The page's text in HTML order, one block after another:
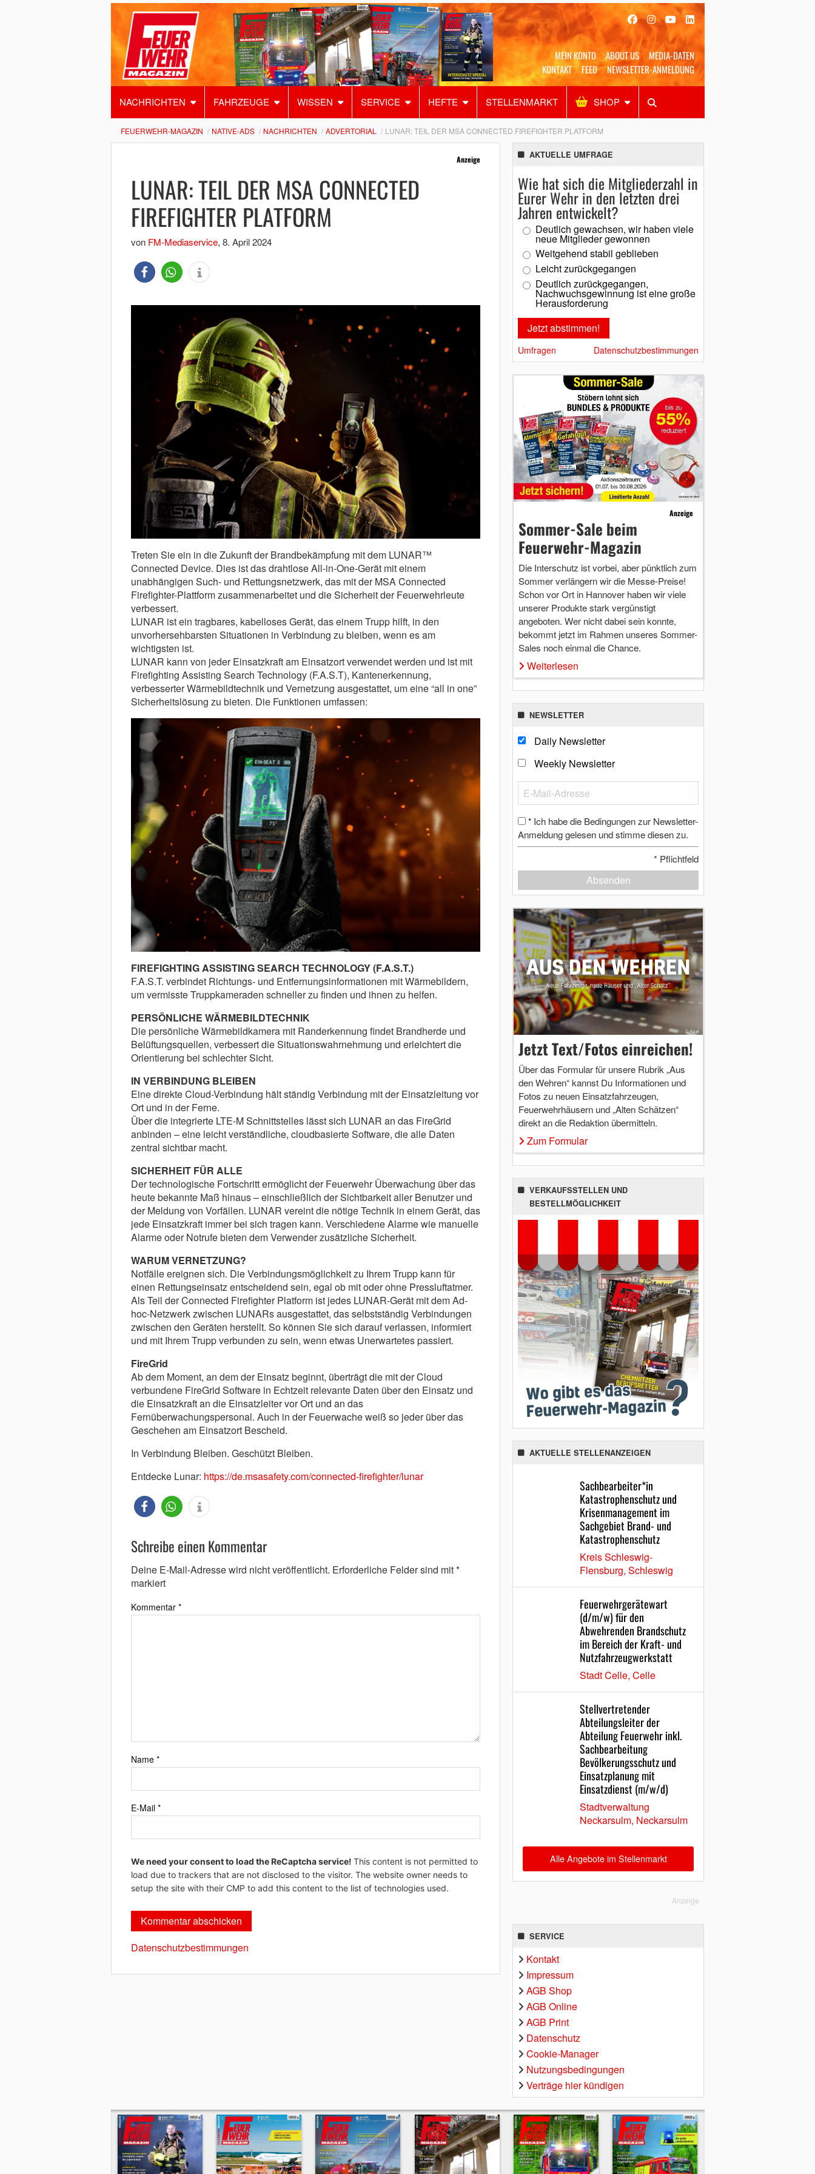
MEIN KONTO ABOUT US
MEDIA-DATEN
KONTAKT
FEED NEWSLETTER-ANMELDUNG
NACHRICHTEN FAHRZEUGE WISSEN SERVICE HEFTE STELLENMARKT SHOP
Alles Shop SUCHEN
FEUERWEHR-MAGAZIN NATIVE-ADS NACHRICHTEN ADVERTORIAL LUNAR: TEIL DER MSA CONNECTED FIREFIGHTER PLATFORM
Anzeige
LUNAR: TEIL DER MSA CONNECTED
FIREFIGHTER PLATFORM
von FM-Mediaservice, 8. April 2024
Treten Sie ein in die Zukunft der Brandbekämpfung mit dem LUNAR™
Connected Device. Dies ist das drahtlose All-in-One-Gerät mit einem
unabhängigen Such- und Rettungsnetzwerk, das mit der MSA Connected
Firefighter-Plattform zusammenarbeitet und die Sicherheit der Feuerwehrleute
verbessert.
LUNAR ist ein tragbares, kabelloses Gerät, das einem Trupp hilft, in den
unvorhersehbarsten Situationen in Verbindung zu bleiben, wenn es am
wichtigsten ist.
LUNAR kann von jeder Einsatzkraft am Einsatzort verwendet werden und ist mit
Firefighting Assisting Search Technology (F.A.S.T), Kantenerkennung,
verbesserter Wärmebildtechnik und Vernetzung ausgestattet, um eine “all in one”
Sicherheitslösung zu bieten. Die Funktionen umfassen:
FIREFIGHTING ASSISTING SEARCH TECHNOLOGY (F.A.S.T.)
F.A.S.T. verbindet Richtungs- und Entfernungsinformationen mit Wärmebildern,
um vermisste Truppkameraden schneller zu finden und ihnen zu helfen.
PERSÖNLICHE WÄRMEBILDTECHNIK
Die persönliche Wärmebildkamera mit Randerkennung findet Brandherde und
Belüftungsquellen, verbessert die Situationswahrnehmung und erleichtert die
Orientierung bei schlechter Sicht.
IN VERBINDUNG BLEIBEN
Eine direkte Cloud-Verbindung hält ständig Verbindung mit der Einsatzleitung vor
Ort und in der Ferne.
Über die integrierte LTE-M Schnittstelles lässt sich LUNAR an das FireGrid
anbinden – eine leicht verständliche, cloudbasierte Software, die alle Daten
zentral sichtbar macht.
SICHERHEIT FÜR ALLE
Der technologische Fortschritt ermöglicht der Feuerwehr Überwachung über das
heute bekannte Maß hinaus – einschließlich der Sichtbarkeit aller Benutzer und
der Meldung von Vorfällen. LUNAR vereint die nötige Technik in einem Gerät, das
jede Einsatzkraft immer bei sich tragen kann. Verschiedene Alarme wie manuelle
Alarme oder Notrufe bieten dem Verwender zusätzliche Sicherheit.
WARUM VERNETZUNG?
Notfälle ereignen sich. Die Verbindungsmöglichkeit zu Ihrem Trupp kann für
einen Rettungseinsatz entscheidend sein, egal ob mit oder ohne Pressluftatmer.
Als Teil der Connected Firefighter Platform ist jedes LUNAR-Gerät mit dem Ad-
hoc-Netzwerk zwischen LUNARs ausgestattet, das selbstständig Verbindungen
zwischen den Geräten herstellt. So können Sie sich darauf verlassen, informiert
und mit Ihrem Trupp verbunden zu sein, wenn etwas Unerwartetes passiert.
FireGrid
Ab dem Moment, an dem der Einsatz beginnt, überträgt die mit der Cloud
verbundene FireGrid Software in Echtzeit relevante Daten über den Einsatz und
die Einsatzkraft an die Einsatzleiter vor Ort und an das
Fernüberwachungspersonal. Auch in der Feuerwache weiß so jeder über das
Geschehen am Einsatzort Bescheid.
In Verbindung Bleiben. Geschützt Bleiben.
Entdecke Lunar: https://de.msasafety.com/connected-firefighter/lunar
Schreibe einen Kommentar
Deine E-Mail-Adresse wird nicht veröffentlicht. Erforderliche Felder sind mit*
markiert
Kommentar *
Name *
E-Mail *
We need your consent to load the ReCaptcha service! This content is not permitted to
load due to trackers that are not disclosed to the visitor. The website owner needs to
setup the site with their CMP to add this content to the list of technologies used.
Datenschutzbestimmungen
AKTUELLE UMFRAGE
Wie hat sich die Mitgliederzahl in
Eurer Wehr in den letzten drei
Jahren entwickelt?
Deutlich gewachsen, wir haben viele
neue Mitglieder gewonnen
Weitgehend stabil geblieben
Leicht zurückgegangen
Deutlich zurückgegangen,
Nachwuchsgewinnung ist eine große
Herausforderung
Umfragen Datenschutzbestimmungen
Anzeige
Sommer-Sale beim
Feuerwehr-Magazin
Die Interschutz ist vorbei, aber pünktlich zum
Sommer verlängern wir die Messe-Preise!
Schon vor Ort in Hannover haben wir viele
unserer Produkte stark vergünstigt
angeboten. Wer nicht dabei sein konnte,
bekommt jetzt im Rahmen unseres Sommer-
Sales noch einmal die Chance.
Weiterlesen
NEWSLETTER
Daily Newsletter
Weekly Newsletter
* Ich habe die Bedingungen zur Newsletter-
Anmeldung gelesen und stimme diesen zu.
* Pflichtfeld
Absenden
Jetzt Text/Fotos einreichen!
Über das Formular für unsere Rubrik „Aus
den Wehren“ kannst Du Informationen und
Fotos zu neuen Einsatzfahrzeugen,
Feuerwehrhäusern und „Alten Schätzen“
direkt an die Redaktion übermitteln.
Zum Formular
VERKAUFSSTELLEN UND
BESTELLMÖGLICHKEIT
AKTUELLE STELLENANZEIGEN
Sachbearbeiter*in
Katastrophenschutz und
Krisenmanagement im
Sachgebiet Brand- und
Katastrophenschutz
Kreis Schleswig-
Flensburg, Schleswig
Feuerwehrgerätewart
(d/m/w) für den
Abwehrenden Brandschutz
im Bereich der Kraft- und
Nutzfahrzeugwerkstatt
Stadt Celle, Celle
Stellvertretender
Abteilungsleiter der
Abteilung Feuerwehr inkl.
Sachbearbeitung
Bevölkerungsschutz und
Einsatzplanung mit
Einsatzdienst (m/w/d)
Stadtverwaltung
Neckarsulm, Neckarsulm
Alle Angebote im Stellenmarkt
Anzeige
SERVICE
Kontakt
Impressum
AGB Shop
AGB Online
AGB Print
Datenschutz
Cookie-Manager
Nutzungsbedingungen
Verträge hier kündigen